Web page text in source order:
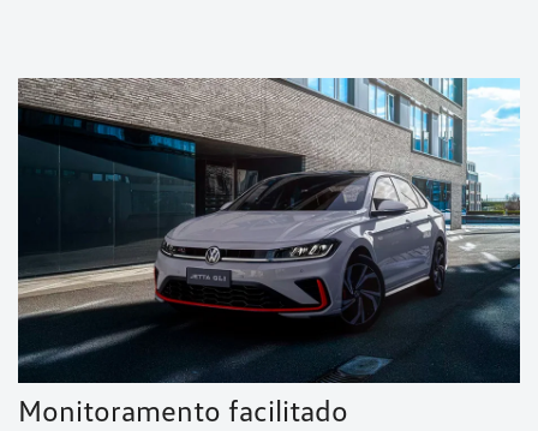
Monitoramento facilitado